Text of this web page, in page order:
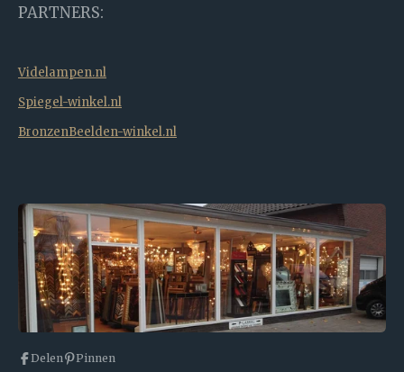
PARTNERS:
Videlampen.nl
Spiegel-winkel.nl
BronzenBeelden-winkel.nl
Delen Pinnen